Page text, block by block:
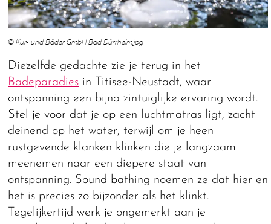
© Kur- und Bäder GmbH Bad Dürrheim.jpg
Diezelfde gedachte zie je terug in het
Badeparadies in Titisee-Neustadt, waar
ontspanning een bijna zintuiglijke ervaring wordt.
Stel je voor dat je op een luchtmatras ligt, zacht
deinend op het water, terwijl om je heen
rustgevende klanken klinken die je langzaam
meenemen naar een diepere staat van
ontspanning. Sound bathing noemen ze dat hier en
het is precies zo bijzonder als het klinkt.
Tegelijkertijd werk je ongemerkt aan je